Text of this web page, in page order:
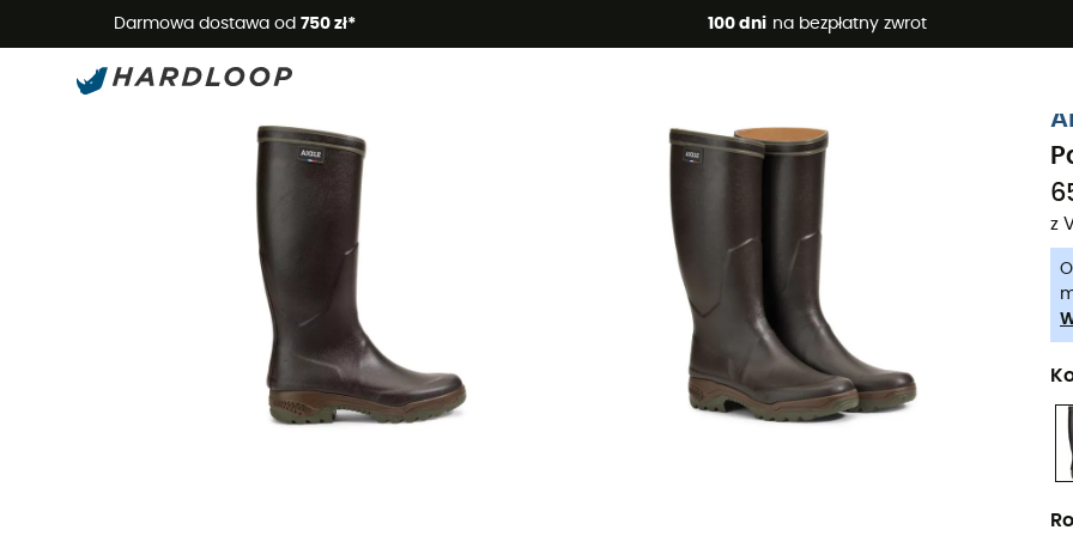
Darmowa dostawa od 750 zł* 100 dni na bezpłatny zwrot
Letnie promocje 🔥 -5% DODATKOWO przy zakupie 2 produktów*, kod
z